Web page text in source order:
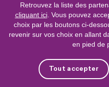
Retrouvez la liste des
cliquant ici. Vous pouvez
choix par les boutons ci-
revenir sur vos choix en allant
en pied de
Tout accepter
0 800 11 10 09
Nous contacter
Plateforme de mise en contact LSF